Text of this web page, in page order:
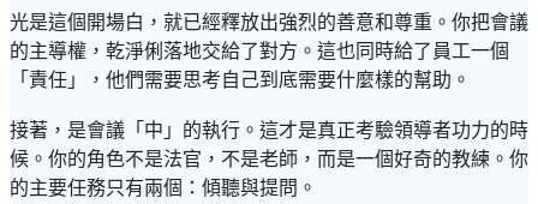
光是這個開場白，就已經釋放出強烈的善意和尊重。你把會議
的主導權，乾淨俐落地交給了對方。這也同時給了員工一個
「責任」，他們需要思考自己到底需要什麼樣的幫助。
接著，是會議「中」的執行。這才是真正考驗領導者功力的時
候。你的角色不是法官，不是老師，而是一個好奇的教練。你
的主要任務只有兩個：傾聽與提問。